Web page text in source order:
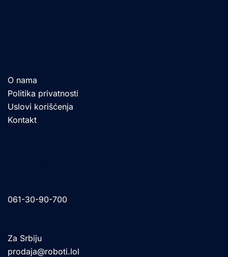
O nama
Politika privatnosti
Uslovi korišćenja
Kontakt
061-30-90-700
Za Srbiju
prodaja@roboti.lol